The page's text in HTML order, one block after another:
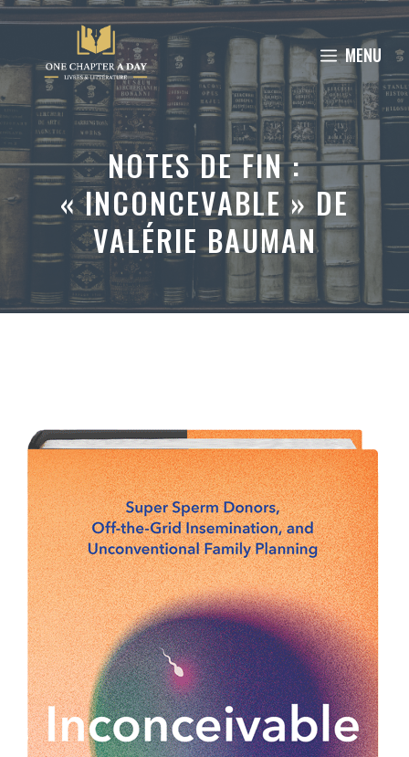
Aller
contenu
MENU
NOTES DE FIN :
« INCONCEVABLE » DE
VALÉRIE BAUMAN